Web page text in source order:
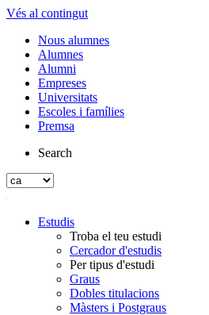
Vés al contingut
Nous alumnes
Alumnes
Alumni
Empreses
Universitats
Escoles i famílies
Premsa
Search
Estudis
Troba el teu estudi
Cercador d'estudis
Per tipus d'estudi
Graus
Dobles titulacions
Màsters i Postgraus